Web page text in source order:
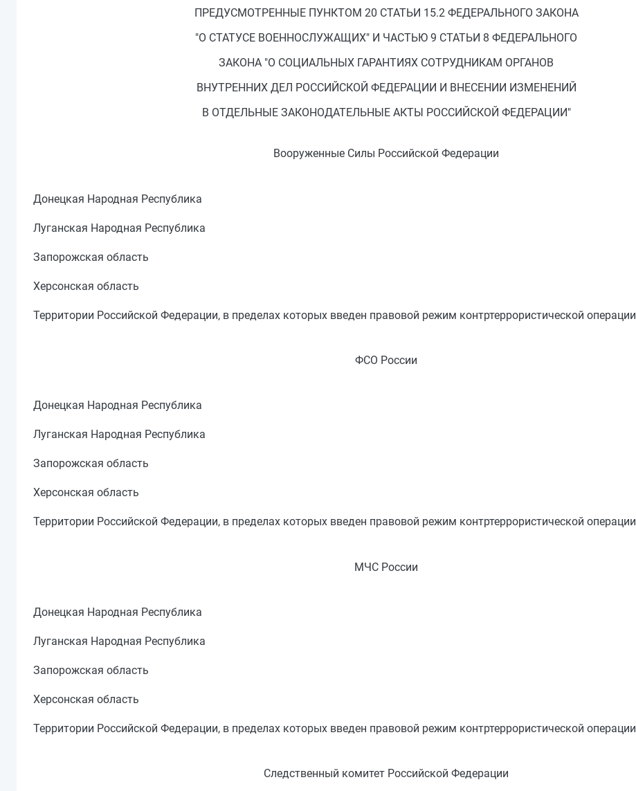
ПРЕДУСМОТРЕННЫЕ ПУНКТОМ 20 СТАТЬИ 15.2 ФЕДЕРАЛЬНОГО ЗАКОНА
"О СТАТУСЕ ВОЕННОСЛУЖАЩИХ" И ЧАСТЬЮ 9 СТАТЬИ 8 ФЕДЕРАЛЬНОГО
ЗАКОНА "О СОЦИАЛЬНЫХ ГАРАНТИЯХ СОТРУДНИКАМ ОРГАНОВ
ВНУТРЕННИХ ДЕЛ РОССИЙСКОЙ ФЕДЕРАЦИИ И ВНЕСЕНИИ ИЗМЕНЕНИЙ
В ОТДЕЛЬНЫЕ ЗАКОНОДАТЕЛЬНЫЕ АКТЫ РОССИЙСКОЙ ФЕДЕРАЦИИ"
Вооруженные Силы Российской Федерации
Донецкая Народная Республика
Луганская Народная Республика
Запорожская область
Херсонская область
Территории Российской Федерации, в пределах которых введен правовой режим контртеррористической операции
ФСО России
Донецкая Народная Республика
Луганская Народная Республика
Запорожская область
Херсонская область
Территории Российской Федерации, в пределах которых введен правовой режим контртеррористической операции
МЧС России
Донецкая Народная Республика
Луганская Народная Республика
Запорожская область
Херсонская область
Территории Российской Федерации, в пределах которых введен правовой режим контртеррористической операции
Следственный комитет Российской Федерации